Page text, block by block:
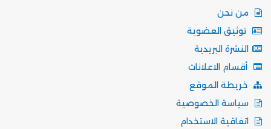
من نحن
توثيق العضوية
النشرة البريدية
أقسام الاعلانات
خريطة الموقع
سياسة الخصوصية
اتفاقية الاستخدام